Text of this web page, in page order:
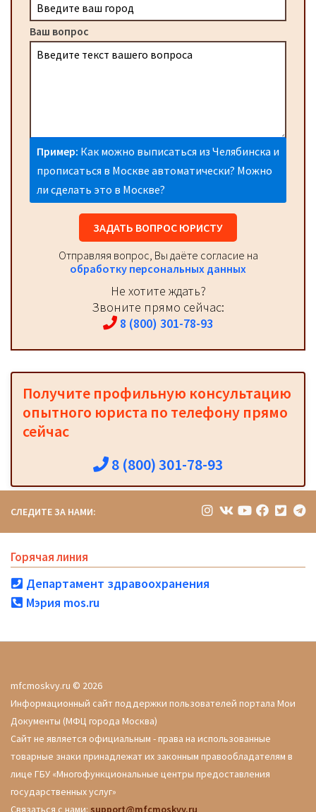
Ваш вопрос
Пример: Как можно выписаться из Челябинска и
прописаться в Москве автоматически? Можно
ли сделать это в Москве?
ЗАДАТЬ ВОПРОС ЮРИСТУ
Отправляя вопрос, Вы даёте согласие на
обработку персональных данных
Не хотите ждать?
Звоните прямо сейчас:
8 (800) 301-78-93
Получите профильную консультацию
опытного юриста по телефону прямо
сейчас
8 (800) 301-78-93
СЛЕДИТЕ ЗА НАМИ:
Горячая линия
Департамент здравоохранения
Мэрия mos.ru
mfcmoskvy.ru © 2026
Информационный сайт поддержки пользователей портала Мои
Документы (МФЦ города Москва)
Сайт не является официальным - права на использованные
товарные знаки принадлежат их законным правообладателям в
лице ГБУ «Многофункциональные центры предоставления
государственных услуг»
Связаться с нами: support@mfcmoskvy.ru